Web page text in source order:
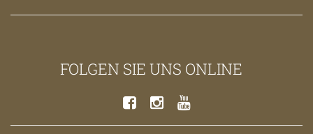
FOLGEN SIE UNS ONLINE